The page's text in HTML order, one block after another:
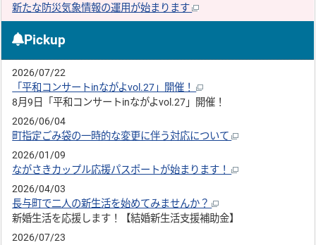
新たな防災気象情報の運用が始まります
Pickup
2026/07/22
「平和コンサートinながよvol.27」開催！
8月9日「平和コンサートinながよvol.27」開催！
2026/06/04
町指定ごみ袋の一時的な変更に伴う対応について
2026/01/09
ながさきカップル応援パスポートが始まります！
2026/04/03
長与町で二人の新生活を始めてみませんか？
新婚生活を応援します！【結婚新生活支援補助金】
2026/07/23